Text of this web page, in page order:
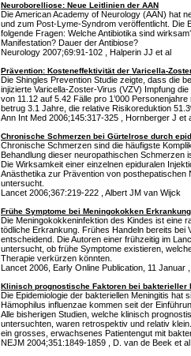
Neuroborelliose: Neue Leitlinien der AAN
Die American Academy of Neurology (AAN) hat
und zum Post-Lyme-Syndrom veröffentlicht. Die
folgende Fragen: Welche Antibiotika sind
Manifestation? Dauer der Antibiose?
Neurology 2007;69:91-102 , Halperin JJ et al
Prävention: Kosteneffektivität der Varicella-
Die Shingles Prevention Studie zeigte, dass die
injizierte Varicella-Zoster-Virus (VZV) Impfung
von 11.12 auf 5.42 Fälle pro 1’000
betrug 3.1 Jahre, die relative Risikoreduktion
Ann Int Med 2006;145:317-325 , Hornberger J et
Chronische Schmerzen bei Gürtelrose durch
Chronische Schmerzen sind die häufigste
Behandlung dieser neuropathischen Schmerzen
Die Wirksamkeit einer einzelnen epiduralen
Anästhetika zur Prävention von posthepatischen
untersucht.
Lancet 2006;367:219-222 , Albert JM van Wijck
Frühe Symptome bei Meningokokken Erkrankung
Die Meningokokkeninfektion des Kindes ist eine
tödliche Erkrankung. Frühes Handeln bereits bei
entscheidend. Die Autoren einer frühzeitig im
untersucht, ob frühe Symptome existieren,
Therapie verkürzen könnten.
Lancet 2006, Early Online Publication, 11 Januar
Klinisch prognostische Faktoren bei bakterieller
Die Epidemiologie der bakteriellen Meningitis hat
Hämophilus influenzae kommen seit der
Alle bisherigen Studien, welche klinisch
untersuchten, waren retrospektiv und relativ
ein grosses, erwachsenes Patientengut mit
NEJM 2004;351:1849-1859 , D. van de Beek et al